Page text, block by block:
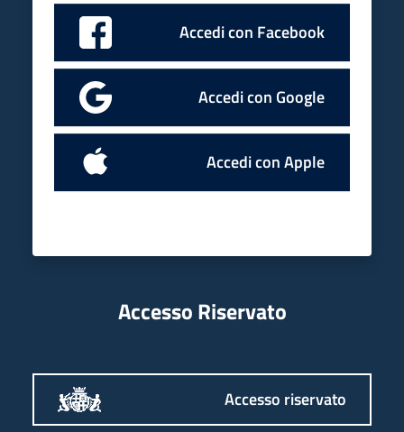
Accedi con Facebook
Accedi con Google
Accedi con Apple
Accesso Riservato
Accesso riservato